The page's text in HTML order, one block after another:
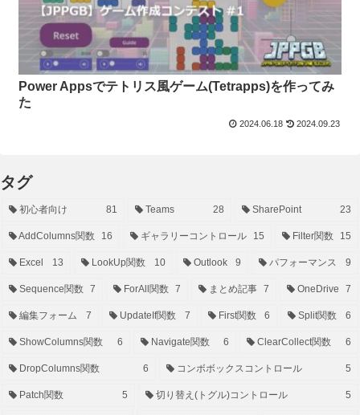
Power Appsでテトリス風ゲーム(Tetrapps)を作ってみ
た
2024.06.18 2024.09.23
タグ
初心者向け 81 Teams 28 SharePoint 23
AddColumns関数 16 ギャラリーコントロール 15 Filter関数 15
Excel 13 LookUp関数 10 Outlook 9 パフォーマンス 9
Sequence関数 7 ForAll関数 7 まとめ記事 7 OneDrive 7
編集フォーム 7 UpdateIf関数 7 First関数 6 Split関数 6
ShowColumns関数 6 Navigate関数 6 ClearCollect関数 6
DropColumns関数 6 コンボボックスコントロール 5
Patch関数 5 切り替え(トグル)コントロール 5